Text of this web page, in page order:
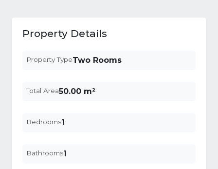
Property Details
Property TypeTwo Rooms
Total Area50.00 m²
Bedrooms1
Bathrooms1